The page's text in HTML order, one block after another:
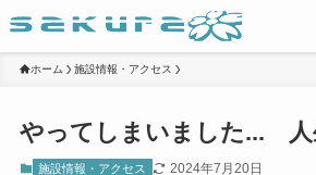
ホーム 施設情報・アクセス
やってしまいました... 人
施設情報・アクセス 2024年7月20日